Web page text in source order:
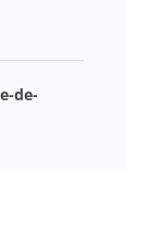
de-